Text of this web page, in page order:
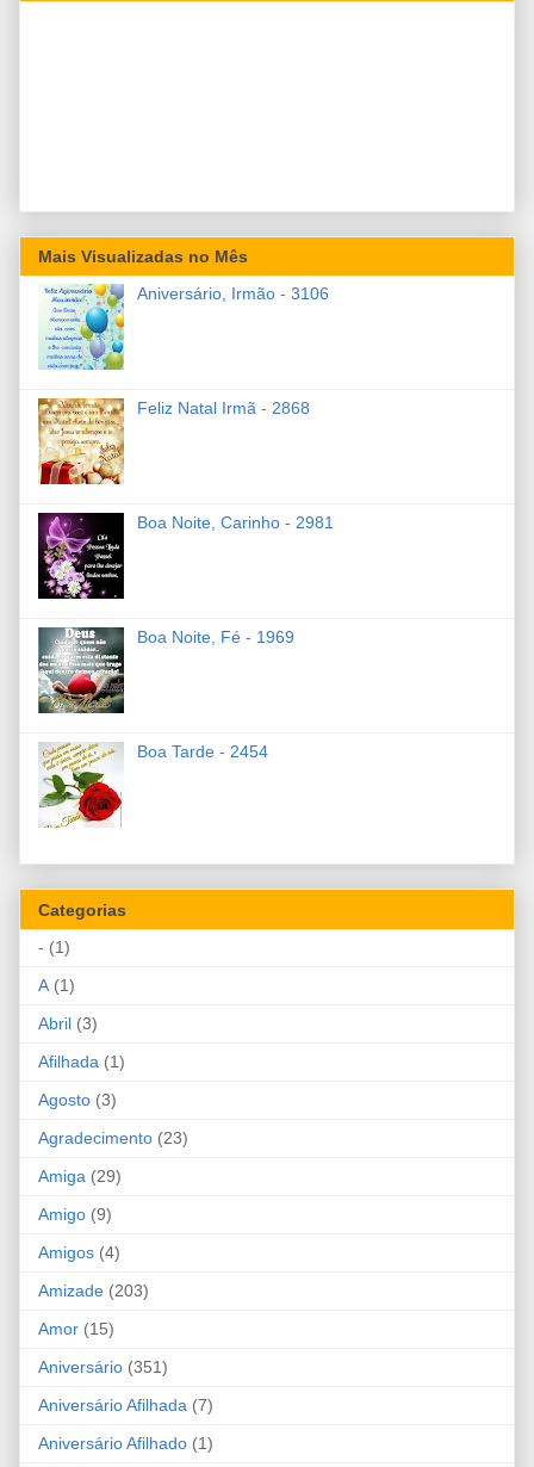
Mais Visualizadas no Mês
Aniversário, Irmão - 3106
Feliz Natal Irmã - 2868
Boa Noite, Carinho - 2981
Boa Noite, Fé - 1969
Boa Tarde - 2454
Categorias
- (1)
A (1)
Abril (3)
Afilhada (1)
Agosto (3)
Agradecimento (23)
Amiga (29)
Amigo (9)
Amigos (4)
Amizade (203)
Amor (15)
Aniversário (351)
Aniversário Afilhada (7)
Aniversário Afilhado (1)